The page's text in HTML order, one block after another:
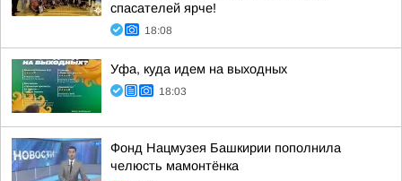
спасателей ярче!
18:08
Уфа, куда идем на выходных
18:03
Фонд Нацмузея Башкирии пополнила
челюсть мамонтёнка